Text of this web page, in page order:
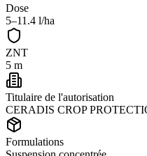
Dose
5–11.4 l/ha
ZNT
5 m
Titulaire de l'autorisation
CERADIS CROP
Formulations